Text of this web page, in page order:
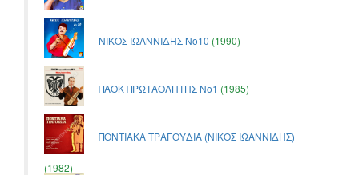
ΝΙΚΟΣ ΙΩΑΝΝΙΔΗΣ Νο10 (1990)
ΠΑΟΚ ΠΡΩΤΑΘΛΗΤΗΣ Νο1 (1985)
ΠΟΝΤΙΑΚΑ ΤΡΑΓΟΥΔΙΑ (ΝΙΚΟΣ ΙΩΑΝΝΙΔΗΣ)
(1982)